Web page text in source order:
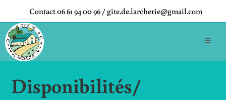
Contact 06 61 94 00 96 / gite.de.larcherie@gmail.com
Disponibilités/